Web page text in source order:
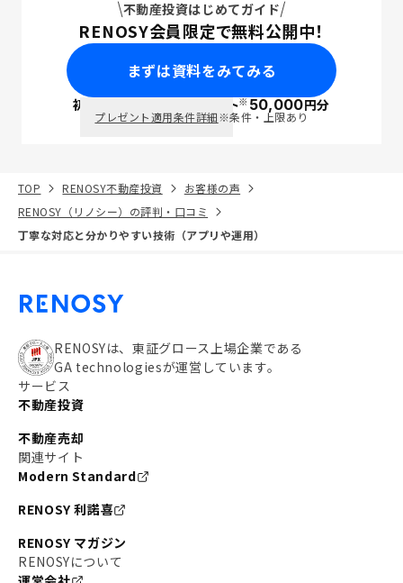
不動産投資はじめてガイド
RENOSY会員限定で無料公開中！
まずは資料をみてみる
初回面談で ポイント※50,000円分
プレゼント適用条件詳細※条件・上限あり
TOP RENOSY不動産投資
お客様の声
RENOSY（リノシー）の評判・口コミ
丁寧な対応と分かりやすい技術（アプリや運用）
RENOSYは、東証グロース上場企業である
GA technologiesが運営しています。
サービス
不動産投資
不動産売却
関連サイト
Modern Standard
RENOSY 利諾喜
RENOSY マガジン
RENOSYについて